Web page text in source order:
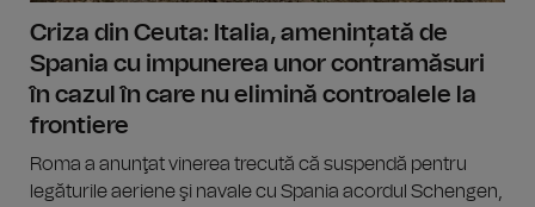
Criza din Ceuta: Italia, amenințată de
Spania cu impunerea unor contramăsuri
în cazul în care nu elimină controalele la
frontiere
Roma a anunţat vinerea trecută că suspendă pentru
legăturile aeriene şi navale cu Spania acordul Schengen,